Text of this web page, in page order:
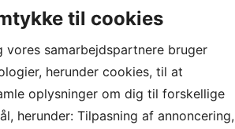
til cookies
vores samarbejdspartnere bruger
herunder cookies, til at
oplysninger om dig til forskellige
herunder: Tilpasning af annoncering,